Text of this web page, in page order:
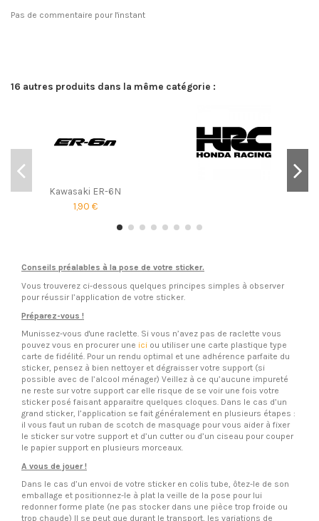
Pas de commentaire pour l'instant
16 autres produits dans la même catégorie :
Kawasaki ER-6N
1,90 €
Conseils préalables à la pose de votre sticker.
Vous trouverez ci-dessous quelques principes simples à observer
pour réussir l’application de votre sticker.
Préparez-vous !
Munissez-vous d'une raclette. Si vous n’avez pas de raclette vous
pouvez vous en procurer une ici ou utiliser une carte plastique type
carte de fidélité. Pour un rendu optimal et une adhérence parfaite du
sticker, pensez à bien nettoyer et dégraisser votre support (si
possible avec de l’alcool ménager) Veillez à ce qu’aucune impureté
ne reste sur votre support car elle risque de se voir une fois votre
sticker posé faisant apparaitre quelques cloques. Dans le cas d’un
grand sticker, l’application se fait généralement en plusieurs étapes :
il vous faut un ruban de scotch de masquage pour vous aider à fixer
le sticker sur votre support et d’un cutter ou d’un ciseau pour couper
le papier support en plusieurs morceaux.
A vous de jouer !
Dans le cas d’un envoi de votre sticker en colis tube, ôtez-le de son
emballage et positionnez-le à plat la veille de la pose pour lui
redonner forme plate (ne pas stocker dans une pièce trop froide ou
trop chaude) Il se peut que durant le transport, les variations de